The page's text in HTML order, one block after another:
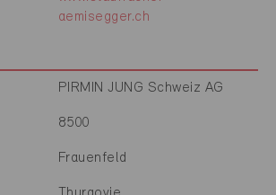
aemisegger.ch
PIRMIN JUNG Schweiz AG
8500
Frauenfeld